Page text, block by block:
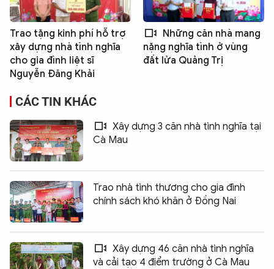
Trao tặng kinh phí hỗ trợ
xây dựng nhà tình nghĩa
cho gia đình liệt sĩ
Nguyễn Đăng Khải
Những căn nhà mang
nặng nghĩa tình ở vùng
đất lửa Quảng Trị
CÁC TIN KHÁC
Xây dựng 3 căn nhà tình nghĩa tại
Cà Mau
Trao nhà tình thương cho gia đình
chính sách khó khăn ở Đồng Nai
Xây dựng 46 căn nhà tình nghĩa
và cải tạo 4 điểm trường ở Cà Mau